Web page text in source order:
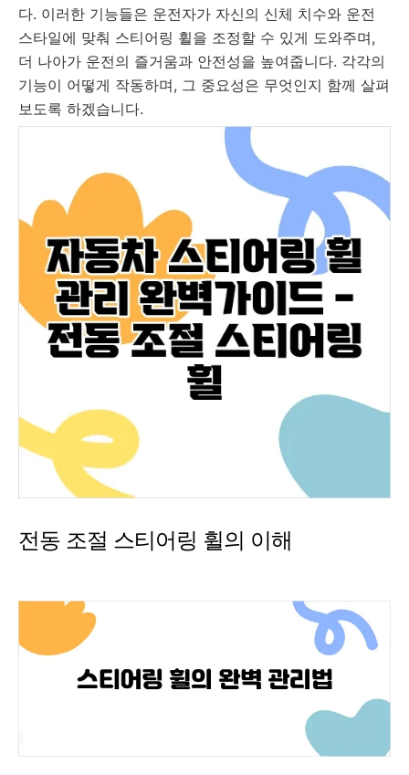
다. 이러한 기능들은 운전자가 자신의 신체 치수와 운전
스타일에 맞춰 스티어링 휠을 조정할 수 있게 도와주며,
더 나아가 운전의 즐거움과 안전성을 높여줍니다. 각각의
기능이 어떻게 작동하며, 그 중요성은 무엇인지 함께 살펴
보도록 하겠습니다.
전동 조절 스티어링 휠의 이해